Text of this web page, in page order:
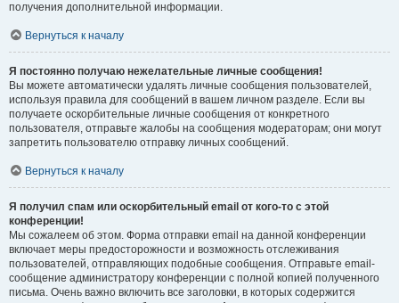
получения дополнительной информации.
Вернуться к началу
Я постоянно получаю нежелательные личные сообщения!
Вы можете автоматически удалять личные сообщения пользователей,
используя правила для сообщений в вашем личном разделе. Если вы
получаете оскорбительные личные сообщения от конкретного
пользователя, отправьте жалобы на сообщения модераторам; они могут
запретить пользователю отправку личных сообщений.
Вернуться к началу
Я получил спам или оскорбительный email от кого-то с этой
конференции!
Мы сожалеем об этом. Форма отправки email на данной конференции
включает меры предосторожности и возможность отслеживания
пользователей, отправляющих подобные сообщения. Отправьте email-
сообщение администратору конференции с полной копией полученного
письма. Очень важно включить все заголовки, в которых содержится